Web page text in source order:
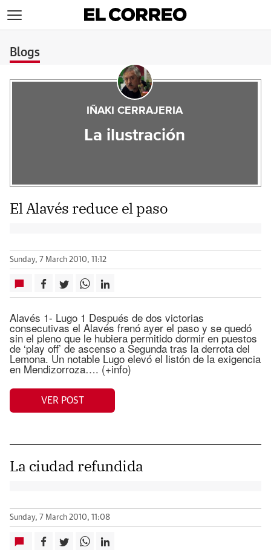
Blogs
IÑAKI CERRAJERIA
La ilustración
El Alavés reduce el paso
Sunday, 7 March 2010, 11:12
Alavés 1- Lugo 1 Después de dos victorias
consecutivas el Alavés frenó ayer el paso y se quedó
sin el pleno que le hubiera permitido dormir en puestos
de ‘play off’ de ascenso a Segunda tras la derrota del
Lemona. Un notable Lugo elevó el listón de la exigencia
en Mendizorroza…. (+info)
VER POST
La ciudad refundida
Sunday, 7 March 2010, 11:08